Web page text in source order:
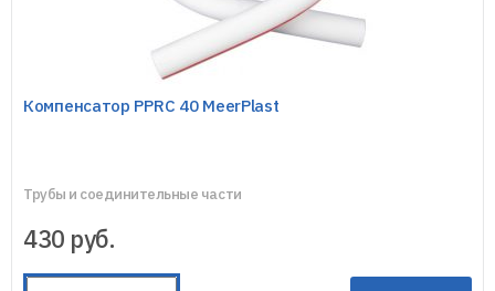
Компенсатор PPRC 40 MeerPlast
Трубы и соединительные части
430 руб.